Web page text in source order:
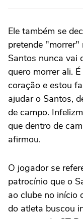
Ele também se
pretende
Santos nunca vai
quero morrer ali.
coração e estou
ajudar o Santos,
de campo.
que dentro de
afirmou.
O jogador se
patrocínio que o
ao clube no início
do atleta buscou